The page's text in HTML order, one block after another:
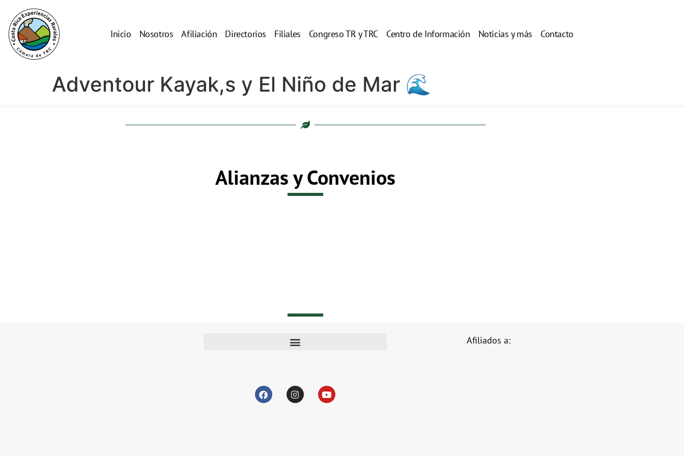
Inicio Nosotros Afiliación Directorios Filiales Congreso TR y TRC Centro de Información Noticias y más Contacto
Adventour Kayak,s y El Niño de Mar 🌊
Alianzas y Convenios
Afiliados a: